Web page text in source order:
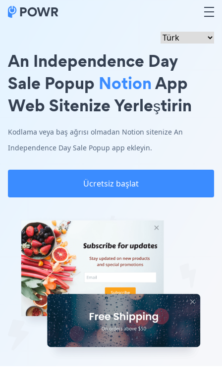
An Independence Day
Sale Popup NotionApp
Web Sitenize Yerleştirin
Kodlama veya baş ağrısı olmadan Notion sitenize An
Independence Day Sale Popup app ekleyin.
Ücretsiz başlat